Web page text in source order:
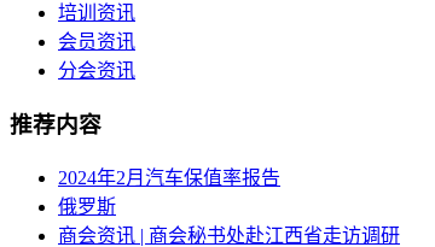
培训资讯
会员资讯
分会资讯
推荐内容
2024年2月汽车保值率报告
俄罗斯
商会资讯 | 商会秘书处赴江西省走访调研